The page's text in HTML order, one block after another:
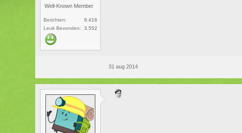
Well-Known Member
Berichten:
9.416
Leuk Bevonden:
3.552
31 aug 2014